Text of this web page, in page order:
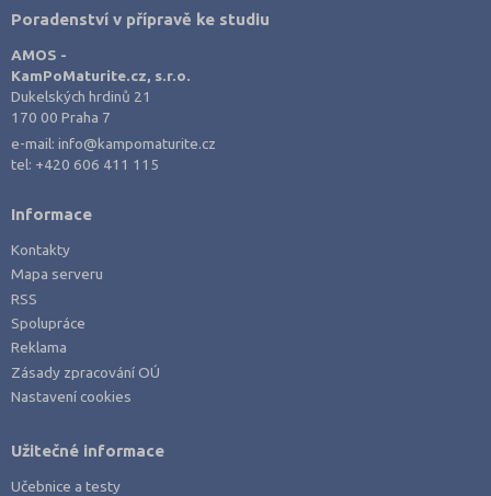
Poradenství v přípravě ke studiu
AMOS -
KamPoMaturite.cz, s.r.o.
Dukelských hrdinů 21
170 00 Praha 7
e-mail:info@kampomaturite.cz
tel: +420 606 411 115
Informace
Kontakty
Mapa serveru
RSS
Spolupráce
Reklama
Zásady zpracování OÚ
Nastavení cookies
Užitečné informace
Učebnice a testy